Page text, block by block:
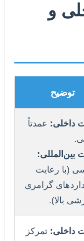
و
توضیح
داخلی: عمدتاً
بین‌المللی:
(با رعایت
گرامری
بالا).
داخلی: تمرکز